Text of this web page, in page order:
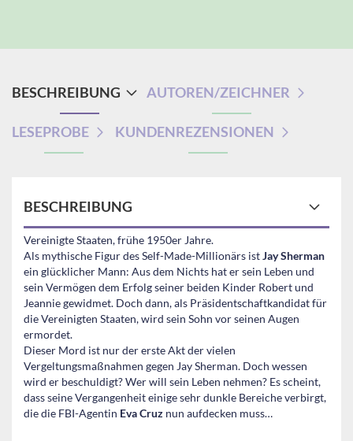
BESCHREIBUNG AUTOREN/ZEICHNER
LESEPROBE KUNDENREZENSIONEN
BESCHREIBUNG
Vereinigte Staaten, frühe 1950er Jahre.
Als mythische Figur des Self-Made-Millionärs istJay Sherman
ein glücklicher Mann: Aus dem Nichts hat er sein Leben und
sein Vermögen dem Erfolg seiner beiden Kinder Robert und
Jeannie gewidmet. Doch dann, als Präsidentschaftkandidat für
die Vereinigten Staaten, wird sein Sohn vor seinen Augen
ermordet.
Dieser Mord ist nur der erste Akt der vielen
Vergeltungsmaßnahmen gegen Jay Sherman. Doch wessen
wird er beschuldigt? Wer will sein Leben nehmen? Es scheint,
dass seine Vergangenheit einige sehr dunkle Bereiche verbirgt,
die die FBI-Agentin Eva Cruz nun aufdecken muss…